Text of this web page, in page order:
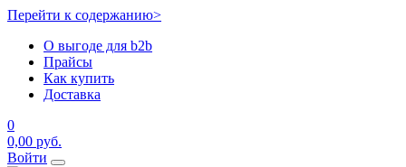
Перейти к содержанию>
О выгоде для b2b
Прайсы
Как купить
Доставка
0
0,00 руб.
Войти